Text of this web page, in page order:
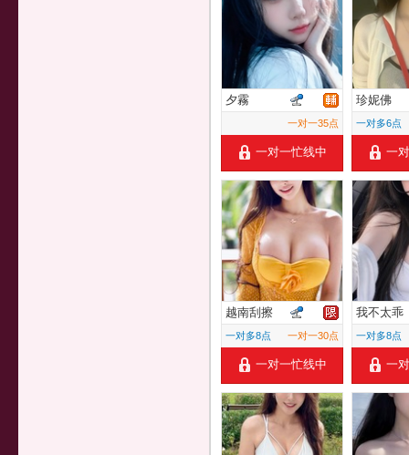
夕霧
一对一35点
一对一忙线中
珍妮佛
一对多6点
一
越南刮擦
一对多8点 一对一30点
一对一忙线中
我不太乖
一对多8点
一